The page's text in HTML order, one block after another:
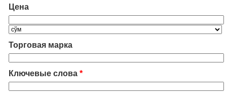
Цена
Торговая марка
Ключевые слова *